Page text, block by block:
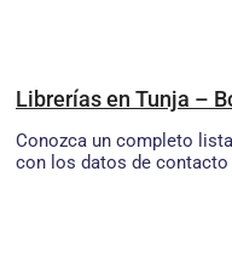
Librerías en Tunja –
Conozca un completo
con los datos de contacto